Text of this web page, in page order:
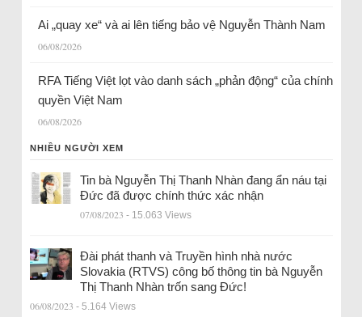
Ai „quay xe“ và ai lên tiếng bảo vệ Nguyễn Thành Nam
06/08/2026
RFA Tiếng Việt lọt vào danh sách „phản động“ của chính
quyền Việt Nam
06/08/2026
NHIỀU NGƯỜI XEM
Tin bà Nguyễn Thị Thanh Nhàn đang ẩn náu tại
Đức đã được chính thức xác nhận
07/08/2023 - 15.063 Views
Đài phát thanh và Truyền hình nhà nước
Slovakia (RTVS) công bố thông tin bà Nguyễn
Thị Thanh Nhàn trốn sang Đức!
06/08/2023 - 5.164 Views